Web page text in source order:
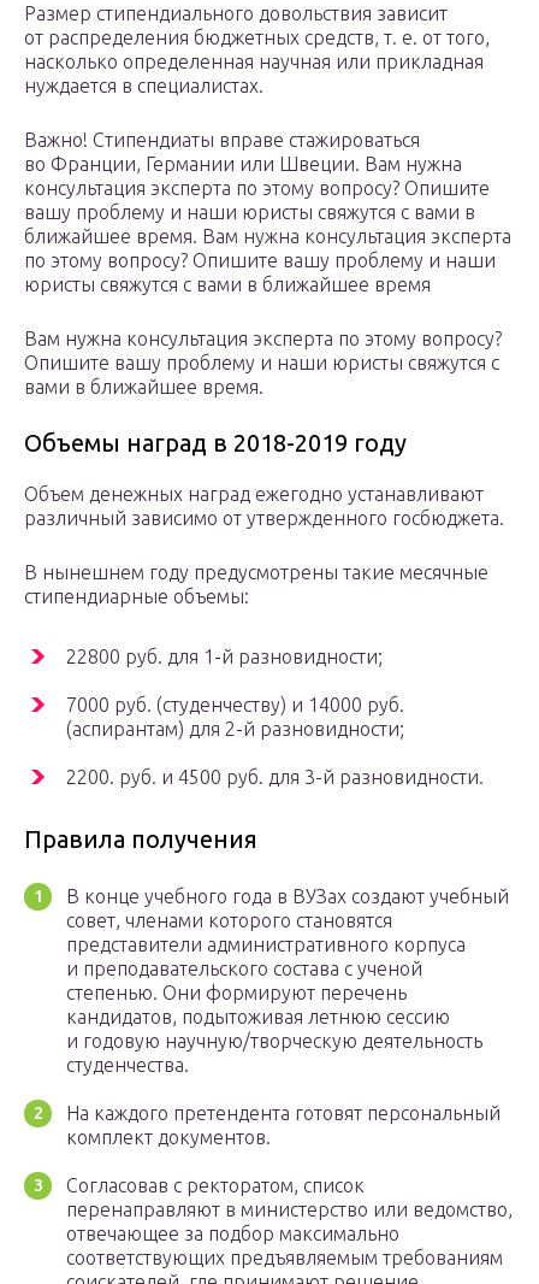
Размер стипендиального довольствия зависит
от распределения бюджетных средств, т. е. от того,
насколько определенная научная или прикладная
нуждается в специалистах.
Важно! Стипендиаты вправе стажироваться
во Франции, Германии или Швеции. Вам нужна
консультация эксперта по этому вопросу? Опишите
вашу проблему и наши юристы свяжутся с вами в
ближайшее время. Вам нужна консультация эксперта
по этому вопросу? Опишите вашу проблему и наши
юристы свяжутся с вами в ближайшее время
Вам нужна консультация эксперта по этому вопросу?
Опишите вашу проблему и наши юристы свяжутся с
вами в ближайшее время.
Объемы наград в 2018-2019 году
Объем денежных наград ежегодно устанавливают
различный зависимо от утвержденного госбюджета.
В нынешнем году предусмотрены такие месячные
стипендиарные объемы:
22800 руб. для 1-й разновидности;
7000 руб. (студенчеству) и 14000 руб.
(аспирантам) для 2-й разновидности;
2200. руб. и 4500 руб. для 3-й разновидности.
Правила получения
В конце учебного года в ВУЗах создают учебный
совет, членами которого становятся
представители административного корпуса
и преподавательского состава с ученой
степенью. Они формируют перечень
кандидатов, подытоживая летнюю сессию
и годовую научную/творческую деятельность
студенчества.
На каждого претендента готовят персональный
комплект документов.
Согласовав с ректоратом, список
перенаправляют в министерство или ведомство,
отвечающее за подбор максимально
соответствующих предъявляемым требованиям